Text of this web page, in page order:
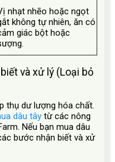
nhạt nhẽo hoặc ngọt
không tự nhiên, ăn có
giác bột hoặc
và xử lý (Loại bỏ
thụ dư lượng hóa chất.
dâu tây từ các nông
Nếu bạn mua dâu
bước nhận biết và xử